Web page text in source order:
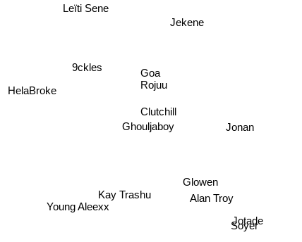
Jonan
Alan Troy
Glowen
Clutchill
Ghouljaboy
Soyer
Jotade
Goa
Rojuu
Jekene
Kay Trashu
Leïti Sene
Young Aleexx
9ckles
HelaBroke